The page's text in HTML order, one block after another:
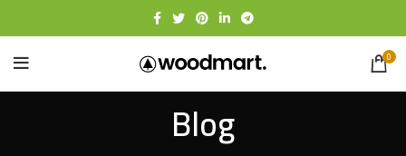
0
Blog